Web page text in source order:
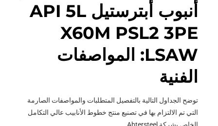
أنبوب أبترستيل API 5L
X60M PSL2 3PE
LSAW: المواصفات
الفنية
توضح الجداول التالية بالتفصيل المتطلبات والمواصفات الصارمة
التي تم الالتزام بها في تصنيع منتج خطوط الأنابيب عالي التكامل